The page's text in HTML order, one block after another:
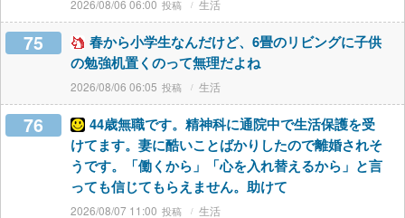
2026/08/06 06:00 生活
75
春から小学生なんだけど、6畳のリビングに子供
の勉強机置くのって無理だよね
2026/08/06 06:05 生活
76
44歳無職です。精神科に通院中で生活保護を受
けてます。妻に酷いことばかりしたので離婚されそ
うです。「働くから」「心を入れ替えるから」と言
っても信じてもらえません。助けて
2026/08/07 11:00 生活